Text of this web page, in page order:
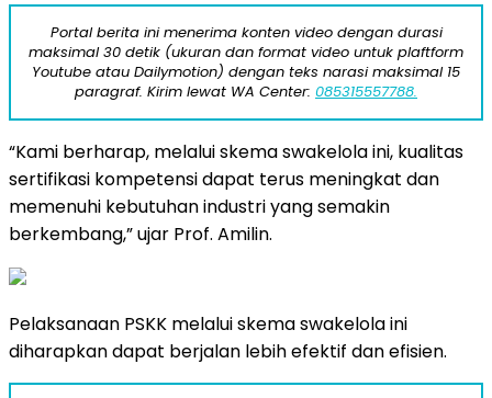
Portal berita ini menerima konten video dengan durasi
maksimal 30 detik (ukuran dan format video untuk plaftform
Youtube atau Dailymotion) dengan teks narasi maksimal 15
paragraf. Kirim lewat WA Center: 085315557788.
“Kami berharap, melalui skema swakelola ini, kualitas
sertifikasi kompetensi dapat terus meningkat dan
memenuhi kebutuhan industri yang semakin
berkembang,” ujar Prof. Amilin.
Pelaksanaan PSKK melalui skema swakelola ini
diharapkan dapat berjalan lebih efektif dan efisien.